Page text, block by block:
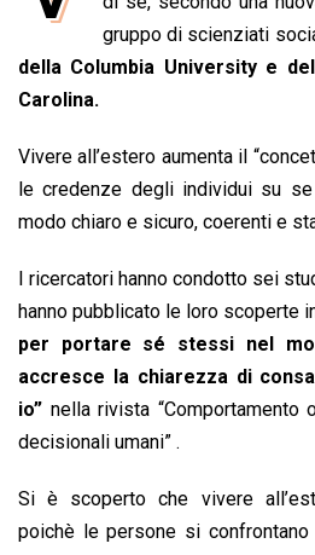
o
o
s
A
e
d
a
d
l
L
i
gruppo di scienziati
della Columbia University e
Carolina.
Vivere all’estero aumenta il
le credenze degli individui su
modo chiaro e sicuro, coerenti e
I ricercatori hanno condotto sei
hanno pubblicato le loro scoperte
per portare sé stessi nel
accresce la chiarezza di
io” nella rivista
decisionali umani” .
Si è scoperto che vivere
poichè le persone si